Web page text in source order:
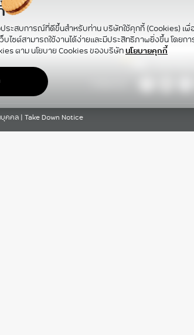
ประสบการณ์ที่ดีขึ้นสำหรับท่าน บริษัทใช้คุกกี้ (Cookies) เ
บไซต์สามารถใช้งานได้ง่ายและมีประสิทธิภาพยิ่งขึ้น โดยกา
ตาม นโยบาย Cookies ของบริษัทนโยบายคุกกี้
คคล | Take Down Notice